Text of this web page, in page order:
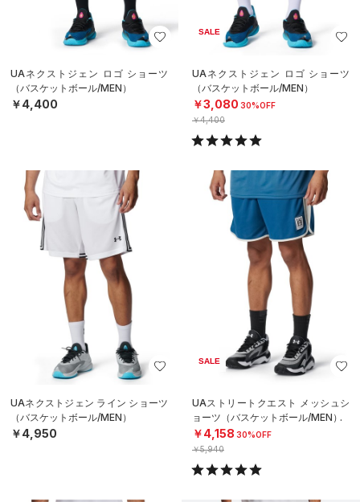
UAネクストジェン ロゴ ショーツ
（バスケットボール/MEN）
￥4,400
SALE
UAネクストジェン ロゴ ショーツ
（バスケットボール/MEN）
￥3,080 30%OFF
￥4,400
UAネクストジェン ライン ショーツ
（バスケットボール/MEN）
￥4,950
SALE
UAストリートクエスト メッシュシ
ョーツ（バスケットボール/MEN）
￥4,158 30%OFF
￥5,940